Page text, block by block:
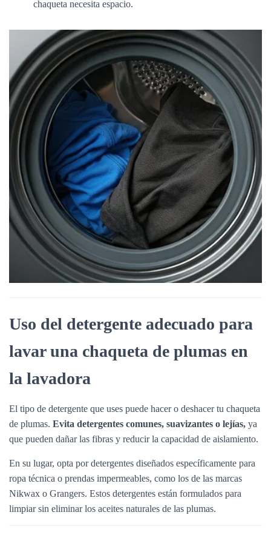
chaqueta necesita espacio.
Uso del detergente adecuado para
lavar una chaqueta de plumas en
la lavadora
El tipo de detergente que uses puede hacer o deshacer tu chaqueta
de plumas. Evita detergentes comunes, suavizantes o lejías, ya
que pueden dañar las fibras y reducir la capacidad de aislamiento.
En su lugar, opta por detergentes diseñados específicamente para
ropa técnica o prendas impermeables, como los de las marcas
Nikwax o Grangers. Estos detergentes están formulados para
limpiar sin eliminar los aceites naturales de las plumas.